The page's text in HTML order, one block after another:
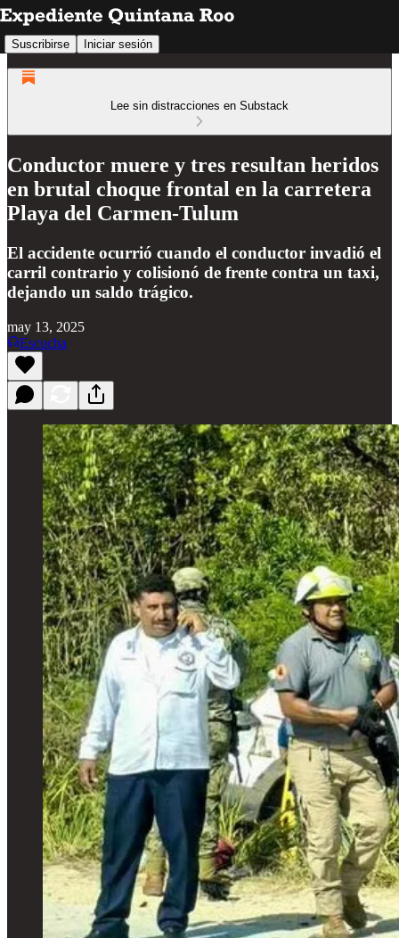
Suscribirse Iniciar sesión
Lee sin distracciones en Substack
Conductor muere y tres resultan heridos
en brutal choque frontal en la carretera
Playa del Carmen-Tulum
El accidente ocurrió cuando el conductor invadió el
carril contrario y colisionó de frente contra un taxi,
dejando un saldo trágico.
may 13, 2025
Escucha